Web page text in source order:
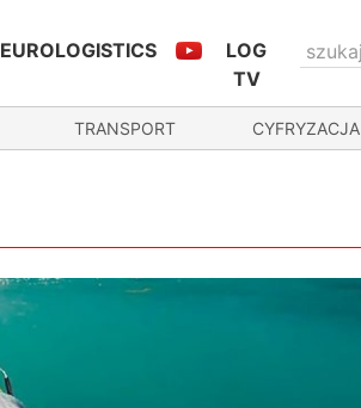
EUROLOGISTICS
LOG
TV
TRANSPORT CYFRYZACJA